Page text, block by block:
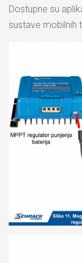
Dostupne su
sustave mobilnih